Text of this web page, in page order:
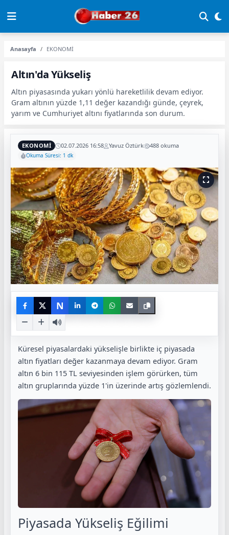
Anasayfa EKONOMİ
Altın'da Yükseliş
Altın piyasasında yukarı yönlü hareketlilik devam ediyor.
Gram altının yüzde 1,11 değer kazandığı günde, çeyrek,
yarım ve Cumhuriyet altını fiyatlarında son durum.
EKONOMİ 02.07.2026 16:58 Yavuz Öztürk 488 okuma
Okuma Süresi: 1 dk
N
Küresel piyasalardaki yükselişle birlikte iç piyasada
altın fiyatları değer kazanmaya devam ediyor. Gram
altın 6 bin 115 TL seviyesinden işlem görürken, tüm
altın gruplarında yüzde 1'in üzerinde artış gözlemlendi.
Piyasada Yükseliş Eğilimi